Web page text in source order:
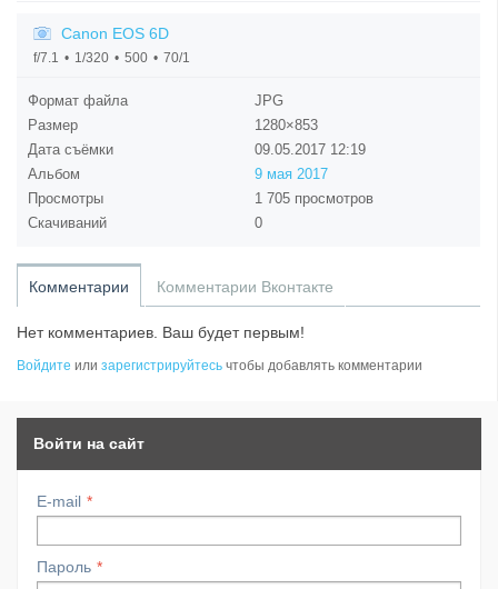
Canon EOS 6D
f/7.1 1/320 500 70/1
Формат файла
JPG
Размер
1280×853
Дата съёмки
09.05.2017 12:19
Альбом
9 мая 2017
Просмотры
1 705 просмотров
Скачиваний
0
Комментарии Комментарии Вконтакте
Нет комментариев. Ваш будет первым!
Войдите или зарегистрируйтесь чтобы добавлять комментарии
Войти на сайт
E-mail
Пароль